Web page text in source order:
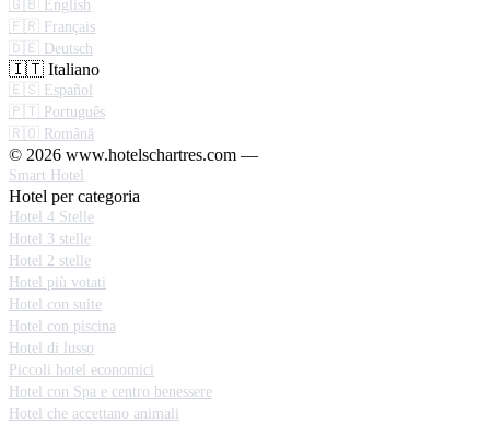
🇬🇧 English
🇫🇷 Français
🇩🇪 Deutsch
🇮🇹 Italiano
🇪🇸 Español
🇵🇹 Português
🇷🇴 Română
© 2026 www.hotelschartres.com —
Smart Hotel
Hotel per categoria
Hotel 4 Stelle
Hotel 3 stelle
Hotel 2 stelle
Hotel più votati
Hotel con suite
Hotel con piscina
Hotel di lusso
Piccoli hotel economici
Hotel con Spa e centro benessere
Hotel che accettano animali